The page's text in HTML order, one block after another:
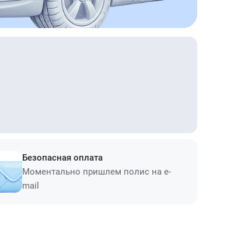
Безопасная оплата
Моментально пришлем полис на e-
mail